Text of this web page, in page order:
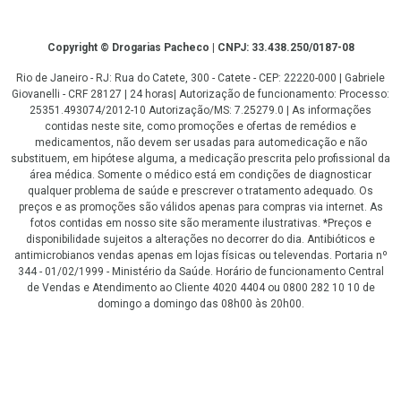
CopyrightCopyright © Drogarias Pacheco | CNPJ: 33.438.250/0187-08
Rio de Janeiro - RJ: Rua do Catete, 300 - Catete - CEP: 22220-000 | Gabriele
Giovanelli - CRF 28127 | 24 horas| Autorização de funcionamento: Processo:
25351.493074/2012-10 Autorização/MS: 7.25279.0 | As informações
contidas neste site, como promoções e ofertas de remédios e
medicamentos, não devem ser usadas para automedicação e não
substituem, em hipótese alguma, a medicação prescrita pelo profissional da
área médica. Somente o médico está em condições de diagnosticar
qualquer problema de saúde e prescrever o tratamento adequado. Os
preços e as promoções são válidos apenas para compras via internet. As
fotos contidas em nosso site são meramente ilustrativas. *Preços e
disponibilidade sujeitos a alterações no decorrer do dia. Antibióticos e
antimicrobianos vendas apenas em lojas físicas ou televendas. Portaria nº
344 - 01/02/1999 - Ministério da Saúde. Horário de funcionamento Central
de Vendas e Atendimento ao Cliente 4020 4404 ou 0800 282 10 10 de
domingo a domingo das 08h00 às 20h00.